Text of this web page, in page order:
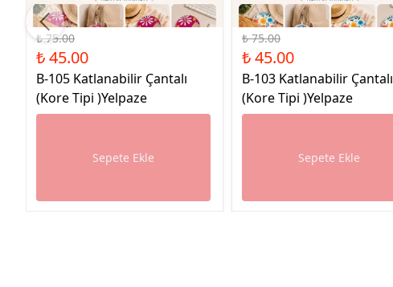
%40 İndirim
₺ 75.00
₺ 45.00
B-105 Katlanabilir Çantalı
(Kore Tipi )Yelpaze
Sepete Ekle
%40 İndirim
₺ 75.00
₺ 45.00
B-103 Katlanabilir Çantalı
(Kore Tipi )Yelpaze
Sepete Ekle